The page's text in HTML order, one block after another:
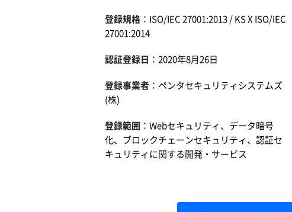
登録規格 ：ISO/IEC 27001:2013 / KS X ISO/IEC
27001:2014
認証登録日 ：2020年8月26日
登録事業者 ： ペンタセキュリティシステムズ
(株)
登録範囲 ：Webセキュリティ、データ暗号
化、ブロックチェーンセキュリティ、認証セ
キュリティに関する開発・サービス